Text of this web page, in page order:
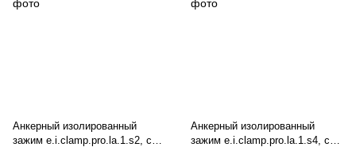
Анкерный изолированный
зажим e.i.clamp.pro.la.1.s2, с
Анкерный изолированный
зажим e.i.clamp.pro.la.1.s4, с